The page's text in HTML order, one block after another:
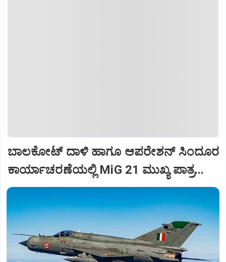
ಬಾಲಕೋಟ್‌ ದಾಳಿ ಹಾಗೂ ಆಪರೇಶನ್‌ ಸಿಂದೂರ
ಕಾರ್ಯಾಚರಣೆಯಲ್ಲಿ MiG 21 ಮುಖ್ಯ ಪಾತ್ರ...